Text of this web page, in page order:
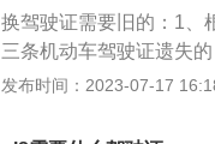
机动车安全驾驶要求驾
交通管制的规定强行通
施，造成危害后果，尚
之一的，可以并处吊销
驾驶的车型顺序依次分
大型货车、小型汽车、
小型自动挡载客汽车、
换驾驶证需要旧的：1、
三条机动车驾驶证遗失
以外的车辆管理所申请
日内补发机动车驾驶证
发布时间：2023-07-17